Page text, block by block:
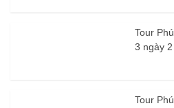
Tour
3 ngày
Tour